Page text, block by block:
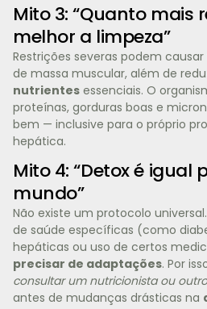
Mito 3: “Quanto mais
melhor a limpeza”
Restrições severas podem
de massa muscular, além de
nutrientes essenciais. O
proteínas, gorduras boas e
bem — inclusive para o próprio
hepática.
Mito 4: “Detox é igual
mundo”
Não existe um protocolo
de saúde específicas (como
hepáticas ou uso de certos
precisar de adaptações. Por
consultar um nutricionista ou
antes de mudanças drásticas na